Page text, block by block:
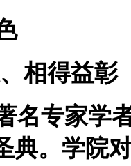
得益彰
专家学者
典。学院